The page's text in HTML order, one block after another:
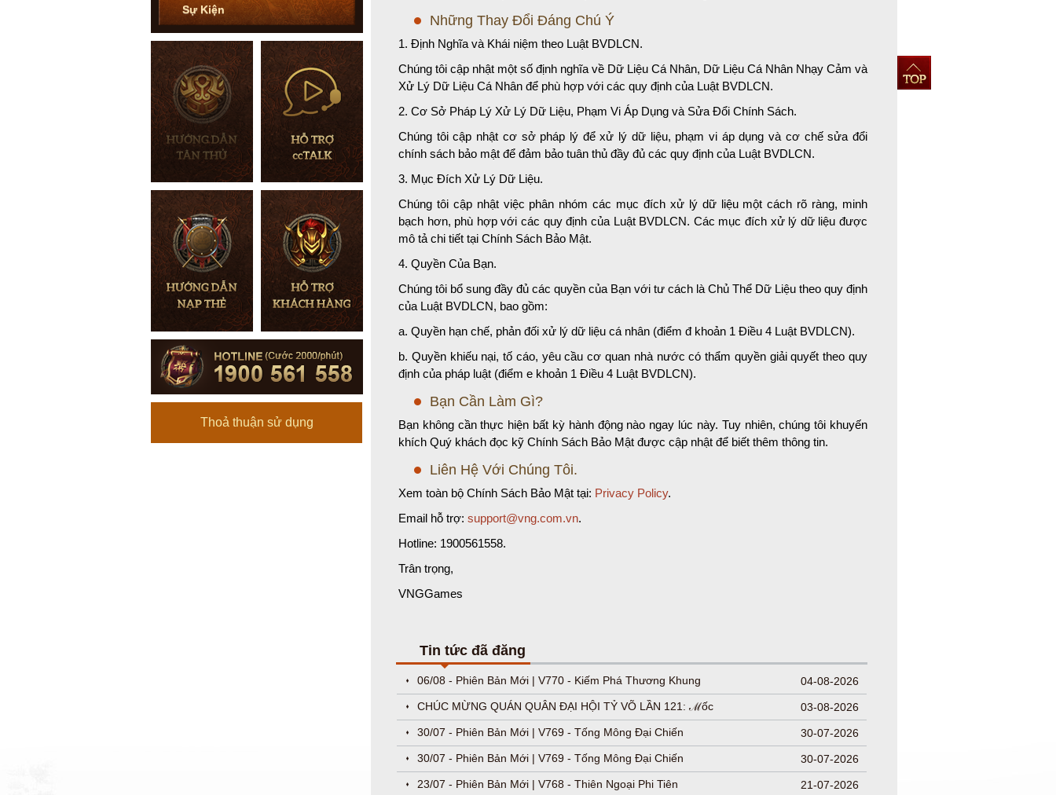
Sự Kiện
Thoả thuận sử dụng
Những Thay Đổi Đáng Chú Ý
1. Định Nghĩa và Khái niệm theo Luật BVDLCN.
Chúng tôi cập nhật một số định nghĩa về Dữ Liệu Cá Nhân, Dữ Liệu Cá Nhân Nhạy Cảm và
Xử Lý Dữ Liệu Cá Nhân để phù hợp với các quy định của Luật BVDLCN.
2. Cơ Sở Pháp Lý Xử Lý Dữ Liệu, Phạm Vi Áp Dụng và Sửa Đổi Chính Sách.
Chúng tôi cập nhật cơ sở pháp lý để xử lý dữ liệu, phạm vi áp dụng và cơ chế sửa đổi
chính sách bảo mật để đảm bảo tuân thủ đầy đủ các quy định của Luật BVDLCN.
3. Mục Đích Xử Lý Dữ Liệu.
Chúng tôi cập nhật việc phân nhóm các mục đích xử lý dữ liệu một cách rõ ràng, minh
bạch hơn, phù hợp với các quy định của Luật BVDLCN. Các mục đích xử lý dữ liệu được
mô tả chi tiết tại Chính Sách Bảo Mật.
4. Quyền Của Bạn.
Chúng tôi bổ sung đầy đủ các quyền của Bạn với tư cách là Chủ Thể Dữ Liệu theo quy định
của Luật BVDLCN, bao gồm:
a. Quyền hạn chế, phản đối xử lý dữ liệu cá nhân (điểm đ khoản 1 Điều 4 Luật BVDLCN).
b. Quyền khiếu nại, tố cáo, yêu cầu cơ quan nhà nước có thẩm quyền giải quyết theo quy
định của pháp luật (điểm e khoản 1 Điều 4 Luật BVDLCN).
Bạn Cần Làm Gì?
Bạn không cần thực hiện bất kỳ hành động nào ngay lúc này. Tuy nhiên, chúng tôi khuyến
khích Quý khách đọc kỹ Chính Sách Bảo Mật được cập nhật để biết thêm thông tin.
Liên Hệ Với Chúng Tôi.
Xem toàn bộ Chính Sách Bảo Mật tại: Privacy Policy.
Email hỗ trợ: support@vng.com.vn.
Hotline: 1900561558.
Trân trọng,
VNGGames
Tin tức đã đăng
04-08-2026
06/08 - Phiên Bản Mới | V770 - Kiếm Phá Thương Khung
03-08-2026
CHÚC MỪNG QUÁN QUÂN ĐẠI HỘI TỶ VÕ LẦN 121: ℳốc
30-07-2026
30/07 - Phiên Bản Mới | V769 - Tống Mông Đại Chiến
30-07-2026
30/07 - Phiên Bản Mới | V769 - Tống Mông Đại Chiến
21-07-2026
23/07 - Phiên Bản Mới | V768 - Thiên Ngoại Phi Tiên